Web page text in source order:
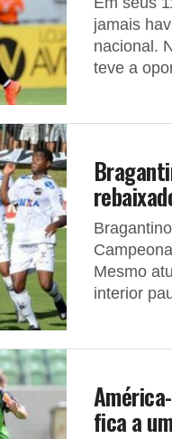
jamais
nacional.
teve a
Mesmo
interior
fica a